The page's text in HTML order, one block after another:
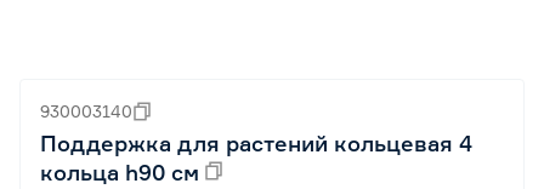
930003140
Поддержка для растений кольцевая 4
кольца h90 см